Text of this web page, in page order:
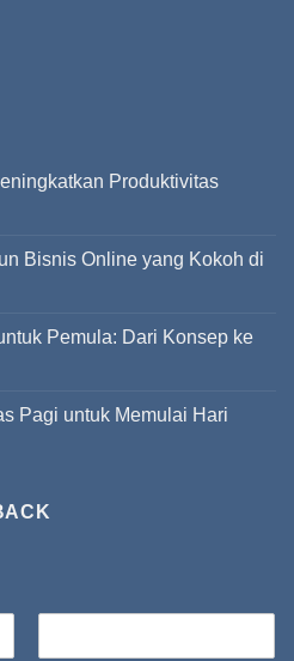
Produktivitas
Bisnis Online yang Kokoh di
Pemula: Dari Konsep ke
Pagi untuk Memulai Hari